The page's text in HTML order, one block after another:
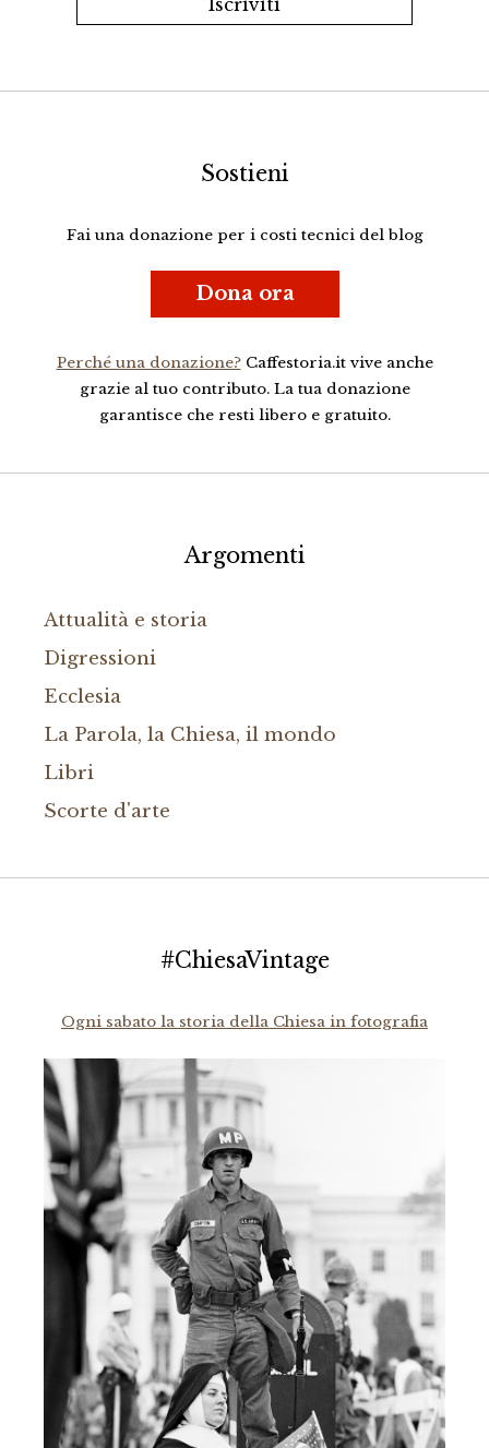
Sostieni
Fai una donazione per i costi tecnici del blog
Dona ora
Perché una donazione?Caffestoria.it vive anche
grazie al tuo contributo. La tua donazione
garantisce che resti libero e gratuito.
Argomenti
Attualità e storia
Digressioni
Ecclesia
La Parola, la Chiesa, il mondo
Libri
Scorte d'arte
#ChiesaVintage
Ogni sabato la storia della Chiesa in fotografia